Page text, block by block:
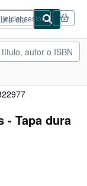
Iniciar sesión
- Tapa dura